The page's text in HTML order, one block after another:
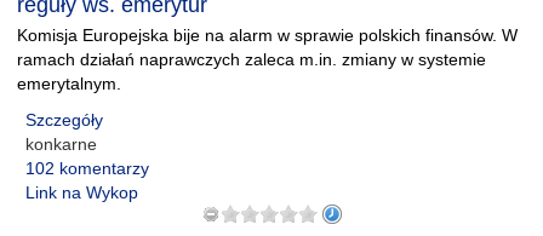
reguły ws. emerytur
Komisja Europejska bije na alarm w sprawie polskich finansów. W
ramach działań naprawczych zaleca m.in. zmiany w systemie
emerytalnym.
Szczegóły
konkarne
102 komentarzy
Link na Wykop